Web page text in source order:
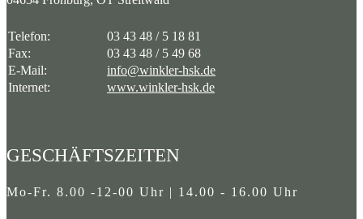
Telefon:
03 43 48 / 5 18 81
Fax:
03 43 48 / 5 49 68
E-Mail:
info@winkler-hsk.de
Internet:
www.winkler-hsk.de
GESCHÄFTSZEITEN
Mo-Fr. 8.00 -12-00 Uhr | 14.00 - 16.00 Uhr